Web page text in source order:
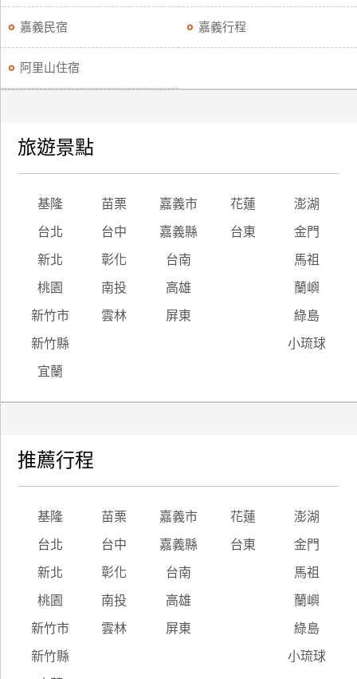
嘉義民宿 嘉義行程
阿里山住宿
旅遊景點
基隆 苗栗 嘉義市 花蓮 澎湖
台北 台中 嘉義縣 台東 金門
新北 彰化 台南 馬祖
桃園 南投 高雄 蘭嶼
新竹市 雲林 屏東 綠島
新竹縣 小琉球
宜蘭
推薦行程
基隆 苗栗 嘉義市 花蓮 澎湖
台北 台中 嘉義縣 台東 金門
新北 彰化 台南 馬祖
桃園 南投 高雄 蘭嶼
新竹市 雲林 屏東 綠島
新竹縣 小琉球